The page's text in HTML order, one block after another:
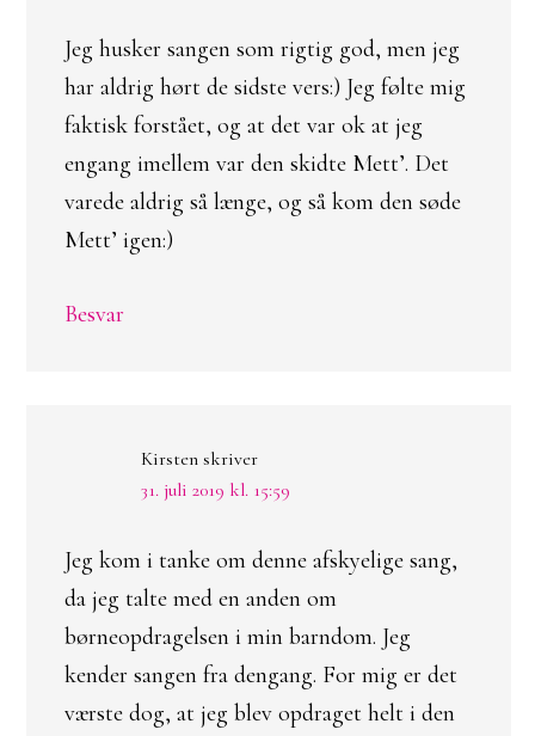
Jeg husker sangen som rigtig god, men jeg
har aldrig hørt de sidste vers:) Jeg følte mig
faktisk forstået, og at det var ok at jeg
engang imellem var den skidte Mett’. Det
varede aldrig så længe, og så kom den søde
Mett’ igen:)
Besvar
Kirsten skriver
31. juli 2019 kl. 15:59
Jeg kom i tanke om denne afskyelige sang,
da jeg talte med en anden om
børneopdragelsen i min barndom. Jeg
kender sangen fra dengang. For mig er det
værste dog, at jeg blev opdraget helt i den